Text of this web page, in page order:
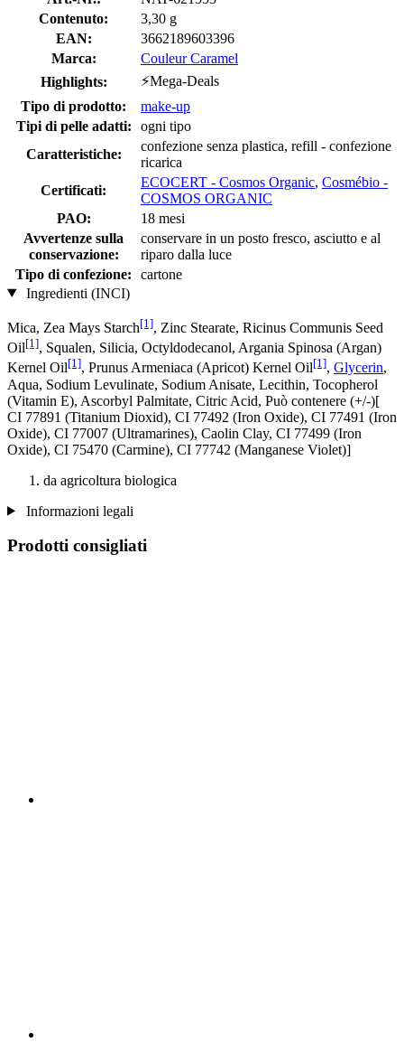
Contenuto:
3,30 g
EAN:
3662189603396
Marca:
Couleur Caramel
Highlights:
⚡Mega-Deals
Tipo di prodotto:
make-up
Tipi di pelle adatti:
ogni tipo
Caratteristiche:
confezione senza plastica, refill - confezione
ricarica
Certificati:
ECOCERT - Cosmos Organic, Cosmébio -
COSMOS ORGANIC
PAO:
18 mesi
Avvertenze sulla
conservazione:
conservare in un posto fresco, asciutto e al
riparo dalla luce
Tipo di confezione:
cartone
Ingredienti (INCI)
Mica, Zea Mays Starch[1], Zinc Stearate, Ricinus Communis Seed
Oil[1], Squalen, Silicia, Octyldodecanol, Argania Spinosa (Argan)
Kernel Oil[1], Prunus Armeniaca (Apricot) Kernel Oil[1], Glycerin,
Aqua, Sodium Levulinate, Sodium Anisate, Lecithin, Tocopherol
(Vitamin E), Ascorbyl Palmitate, Citric Acid, Può contenere (+/-)[
CI 77891 (Titanium Dioxid), CI 77492 (Iron Oxide), CI 77491 (Iron
Oxide), CI 77007 (Ultramarines) , Caolin Clay, CI 77499 (Iron
Oxide), CI 75470 (Carmine), CI 77742 (Manganese Violet)]
da agricoltura biologica
Informazioni legali
Prodotti consigliati